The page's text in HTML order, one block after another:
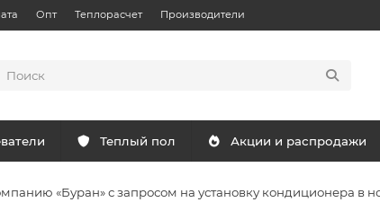
Опт Теплорасчет Производители
Теплый пол Акции и распродажи
«Буран» с запросом на установку кондиционера в